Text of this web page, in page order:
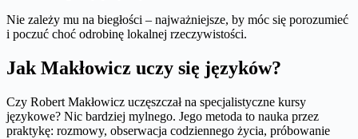
Nie zależy mu na biegłości – najważniejsze, by móc się porozumieć
i poczuć choć odrobinę lokalnej rzeczywistości.
Jak Makłowicz uczy się języków?
Czy Robert Makłowicz uczęszczał na specjalistyczne kursy
językowe? Nic bardziej mylnego. Jego metoda to nauka przez
praktykę: rozmowy, obserwacja codziennego życia, próbowanie